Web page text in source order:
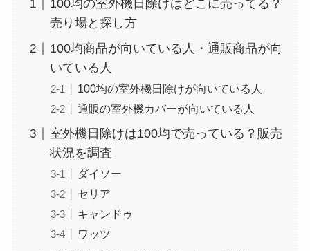
100均の室外機日除けはどこに売ってる？
売り場と探し方
100均商品が向いている人・通販商品が向
いている人
100均の室外機日除けが向いている人
通販の室外機カバーが向いている人
室外機日除けは100均で売っている？販売
状況を調査
ダイソー
セリア
キャンドゥ
ワッツ